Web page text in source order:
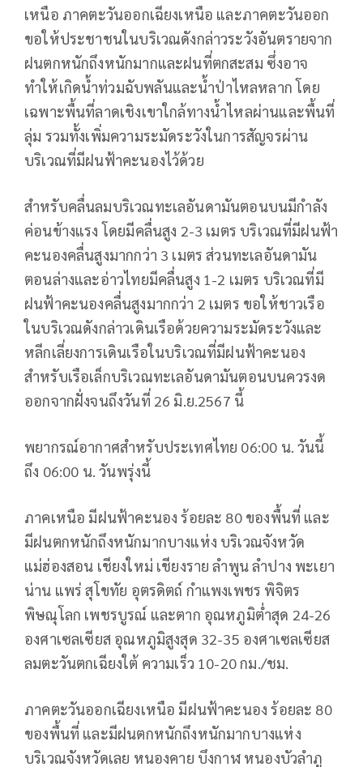
เหนือ ภาคตะวันออกเฉียงเหนือ และภาคตะวันออก
ขอให้ประชาชนในบริเวณดังกล่าวระวังอันตรายจาก
ฝนตกหนักถึงหนักมากและฝนที่ตกสะสม ซึ่งอาจ
ทำให้เกิดน้ำท่วมฉับพลันและน้ำป่าไหลหลาก โดย
เฉพาะพื้นที่ลาดเชิงเขาใกล้ทางน้ำไหลผ่านและพื้นที่
ลุ่ม รวมทั้งเพิ่มความระมัดระวังในการสัญจรผ่าน
บริเวณที่มีฝนฟ้าคะนองไว้ด้วย
สำหรับคลื่นลมบริเวณทะเลอันดามันตอนบนมีกำลัง
ค่อนข้างแรง โดยมีคลื่นสูง 2-3 เมตร บริเวณที่มีฝนฟ้า
คะนองคลื่นสูงมากกว่า 3 เมตร ส่วนทะเลอันดามัน
ตอนล่างและอ่าวไทยมีคลื่นสูง 1-2 เมตร บริเวณที่มี
ฝนฟ้าคะนองคลื่นสูงมากกว่า 2 เมตร ขอให้ชาวเรือ
ในบริเวณดังกล่าวเดินเรือด้วยความระมัดระวังและ
หลีกเลี่ยงการเดินเรือในบริเวณที่มีฝนฟ้าคะนอง
สำหรับเรือเล็กบริเวณทะเลอันดามันตอนบนควรงด
ออกจากฝั่งจนถึงวันที่ 26 มิ.ย.2567 นี้
พยากรณ์อากาศสำหรับประเทศไทย 06:00 น. วันนี้
ถึง 06:00 น. วันพรุ่งนี้
ภาคเหนือ มีฝนฟ้าคะนอง ร้อยละ 80 ของพื้นที่ และ
มีฝนตกหนักถึงหนักมากบางแห่ง บริเวณจังหวัด
แม่ฮ่องสอน เชียงใหม่ เชียงราย ลำพูน ลำปาง พะเยา
น่าน แพร่ สุโขทัย อุตรดิตถ์ กำแพงเพชร พิจิตร
พิษณุโลก เพชรบูรณ์ และตาก อุณหภูมิต่ำสุด 24-26
องศาเซลเซียส อุณหภูมิสูงสุด 32-35 องศาเซลเซียส
ลมตะวันตกเฉียงใต้ ความเร็ว 10-20 กม./ชม.
ภาคตะวันออกเฉียงเหนือ มีฝนฟ้าคะนอง ร้อยละ 80
ของพื้นที่ และมีฝนตกหนักถึงหนักมากบางแห่ง
บริเวณจังหวัดเลย หนองคาย บึงกาฬ หนองบัวลำภู